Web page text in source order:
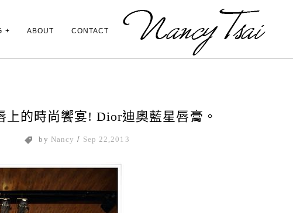
ABOUT CONTACT
上的時尚饗宴! Dior迪奧藍星唇膏。
by Nancy / Sep 22,2013